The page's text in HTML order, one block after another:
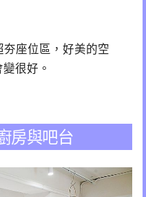
座位區，好美的空
很好。
房與吧台